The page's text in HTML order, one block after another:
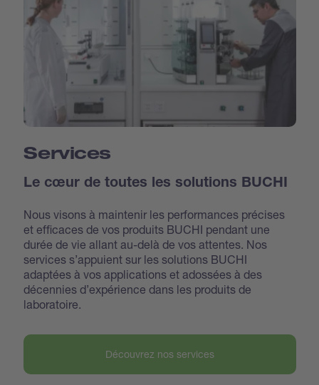
Services
Le cœur de toutes les solutions BUCHI
Nous visons à maintenir les performances précises
et efficaces de vos produits BUCHI pendant une
durée de vie allant au-delà de vos attentes. Nos
services s’appuient sur les solutions BUCHI
adaptées à vos applications et adossées à des
décennies d’expérience dans les produits de
laboratoire.
Découvrez nos services